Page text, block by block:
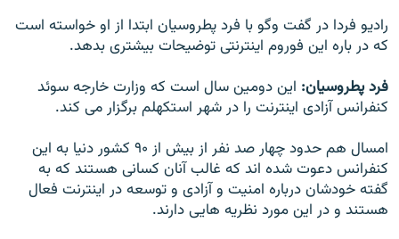
رادیو فردا در گفت وگو با فرد پطروسيان ابتدا از او خواسته است
که در باره اين فوروم اينترنتی توضيحات بيشتری بدهد.
فرد پطروسيان: اين دومين سال است که وزارت خارجه سوئد
کنفرانس آزادی اينترنت را در شهر استکهلم برگزار می کند.
امسال هم حدود چهار صد نفر از بيش از ۹۰ کشور دنيا به اين
کنفرانس دعوت شده اند که غالب آنان کسانی هستند که به
گفته خودشان درباره امنيت و آزادی و توسعه در اينترنت فعال
هستند و در اين مورد نظريه هايی دارند.